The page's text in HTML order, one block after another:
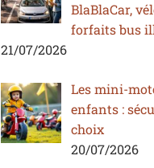
BlaBlaCar,
forfaits bus
21/07/2026
Les mini-
enfants :
choix
20/07/2026